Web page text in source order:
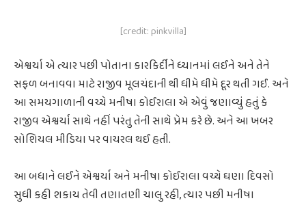
[credit: pinkvilla]
એશ્વર્યા એ ત્યાર પછી પોતાના કારકિર્દીને ધ્યાનમાં લઈને અને તેને
સફળ બનાવવા માટે રાજીવ મૂલચંદાની થી ધીમે ધીમે દૂર થતી ગઈ. અને
આ સમયગાળાની વચ્ચે મનીષા કોઈરાલા એ એવું જણાવ્યું હતું કે
રાજીવ એશ્વર્યા સાથે નહીં પરંતુ તેની સાથે પ્રેમ કરે છે. અને આ ખબર
સોશિયલ મીડિયા પર વાયરલ થઈ હતી.
આ બધાને લઈને એશ્વર્યા અને મનીષા કોઈરાલા વચ્ચે ઘણા દિવસો
સુધી કહી શકાય તેવી તણાતણી ચાલુ રહી, ત્યાર પછી મનીષા